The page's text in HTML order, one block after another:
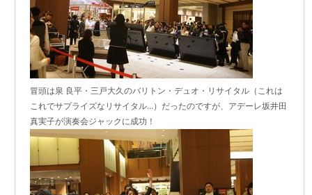
冒頭は泉 良平・三戸大久のバリトン・デュオ・リサイタル（これは
これでサプライズなリサイタル…）だったのですが、アデーレ坂井田
真実子が演奏会ジャックに成功！